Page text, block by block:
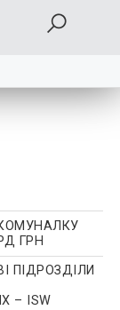
ГРН
ПІДРОЗДІЛИ
– ISW